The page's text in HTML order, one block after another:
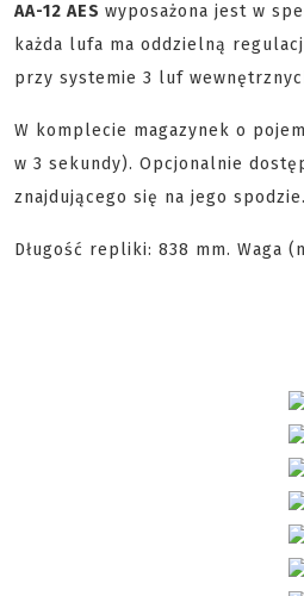
AA-12 AES wyposażona jest w
każda lufa ma oddzielną
przy systemie 3 luf
W komplecie magazynek o
w 3 sekundy). Opcjonalnie
znajdującego się na jego spodzie.
Długość repliki: 838 mm. Waga